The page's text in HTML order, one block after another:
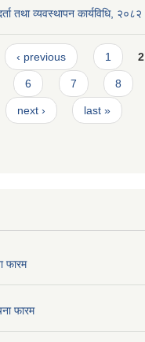
तथा व्यवस्थापन कार्यविधि, २०८२
‹ previous 1 2
6 7 8
next › last »
फारम
फारम